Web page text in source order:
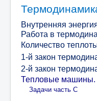
Внутренняя
Работа в
Количество
1-й закон
2-й закон
Тепловые
Задачи часть С